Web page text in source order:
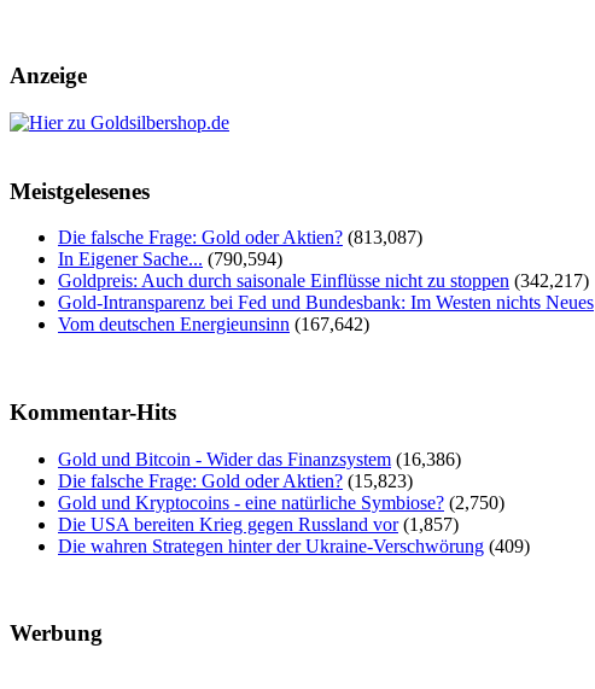
Anzeige
Meistgelesenes
Die falsche Frage: Gold oder Aktien? (813,087)
In Eigener Sache... (790,594)
Goldpreis: Auch durch saisonale Einflüsse nicht zu stoppen (342,217)
Gold-Intransparenz bei Fed und Bundesbank: Im Westen nichts Neues
Vom deutschen Energieunsinn (167,642)
Kommentar-Hits
Gold und Bitcoin - Wider das Finanzsystem (16,386)
Die falsche Frage: Gold oder Aktien? (15,823)
Gold und Kryptocoins - eine natürliche Symbiose? (2,750)
Die USA bereiten Krieg gegen Russland vor (1,857)
Die wahren Strategen hinter der Ukraine-Verschwörung (409)
Werbung